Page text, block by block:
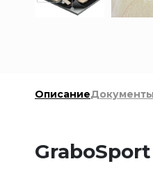
ОписаниеДокументы